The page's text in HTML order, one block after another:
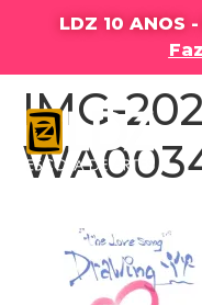
LDZ 10 ANOS
IMG-